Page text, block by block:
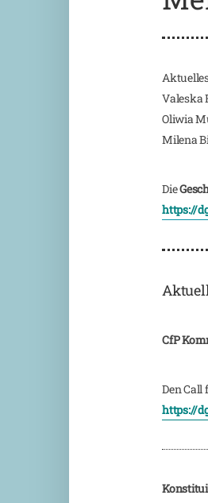
Valeska
Oliwia
Milena
Die
https://
CfP
Den Call
https://